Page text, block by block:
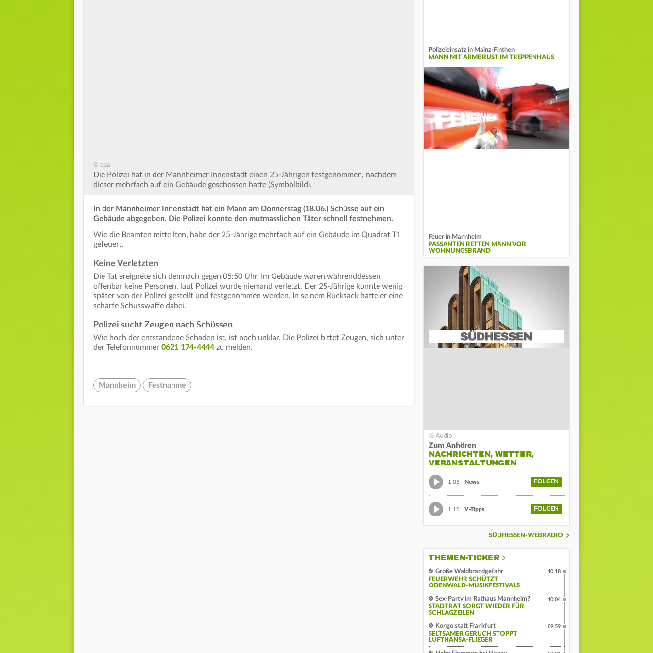
© dpa
Die Polizei hat in der Mannheimer Innenstadt einen 25-Jährigen festgenommen, nachdem
dieser mehrfach auf ein Gebäude geschossen hatte (Symbolbild).
In der Mannheimer Innenstadt hat ein Mann am Donnerstag (18.06.) Schüsse auf ein
Gebäude abgegeben. Die Polizei konnte den mutmasslichen Täter schnell festnehmen.
Wie die Beamten mitteilten, habe der 25-Jährige mehrfach auf ein Gebäude im Quadrat T1
gefeuert.
Keine Verletzten
Die Tat ereignete sich demnach gegen 05:50 Uhr. Im Gebäude waren währenddessen
offenbar keine Personen, laut Polizei wurde niemand verletzt. Der 25-Jährige konnte wenig
später von der Polizei gestellt und festgenommen werden. In seinem Rucksack hatte er eine
scharfe Schusswaffe dabei.
Polizei sucht Zeugen nach Schüssen
Wie hoch der entstandene Schaden ist, ist noch unklar. Die Polizei bittet Zeugen, sich unter
der Telefonnummer 0621 174-4444 zu melden.
Mannheim Festnahme
Polizeieinsatz in Mainz-Finthen
MANN MIT ARMBRUST IM TREPPENHAUS
Feuer in Mannheim
PASSANTEN RETTEN MANN VOR
WOHNUNGSBRAND
Zum Anhören
NACHRICHTEN, WETTER,
VERANSTALTUNGEN
1:05 News FOLGEN
1:15 V-Tipps FOLGEN
SÜDHESSEN-WEBRADIO
THEMEN-TICKER
Große Waldbrandgefahr
FEUERWEHR SCHÜTZT
ODENWALD-MUSIKFESTIVALS
10:18
Sex-Party im Rathaus Mannheim?
STADTRAT SORGT WIEDER FÜR
SCHLAGZEILEN
10:04
Kongo statt Frankfurt
SELTSAMER GERUCH STOPPT
LUFTHANSA-FLIEGER
09:59